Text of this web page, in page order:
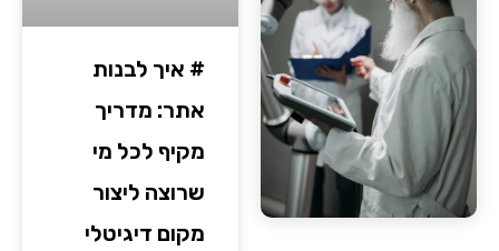
# איך לבנות
אתר: מדריך
מקיף לכל מי
שרוצה ליצור
מקום דיגיטלי